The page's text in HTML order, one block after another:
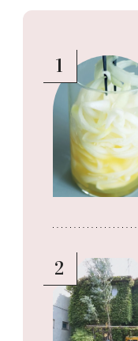
1
2